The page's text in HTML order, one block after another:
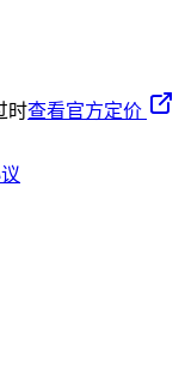
时查看官方定价